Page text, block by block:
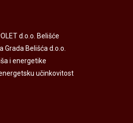
d.o.o. Belišće
Belišća d.o.o.
i energetike
učinkovitost